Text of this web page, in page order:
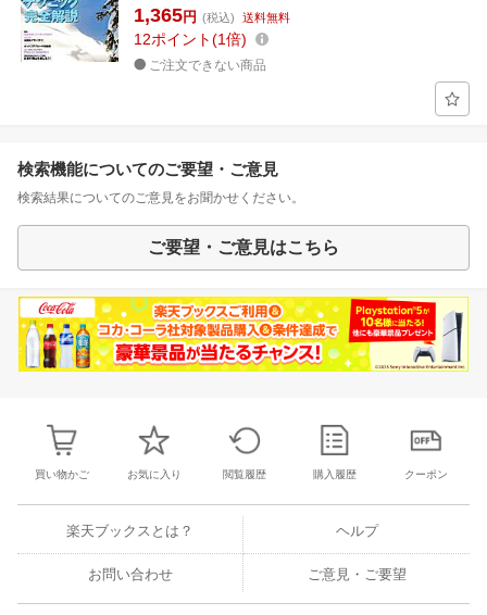
1,365円 (税込) 送料無料
12ポイント 1倍
ご注文できない商品
検索機能についてのご要望・ご意見
検索結果についてのご意見をお聞かせください。
ご要望・ご意見はこちら
買い物かご お気に入り 閲覧履歴 購入履歴 クーポン
楽天ブックスとは？ ヘルプ
お問い合わせ ご意見・ご要望